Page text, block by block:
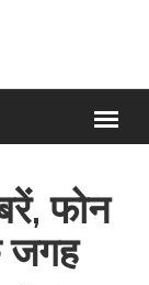
फोन
जगह